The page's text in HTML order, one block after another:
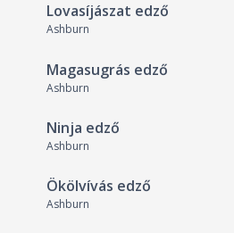
Lovasíjászat edző
Ashburn
Magasugrás edző
Ashburn
Ninja edző
Ashburn
Ökölvívás edző
Ashburn